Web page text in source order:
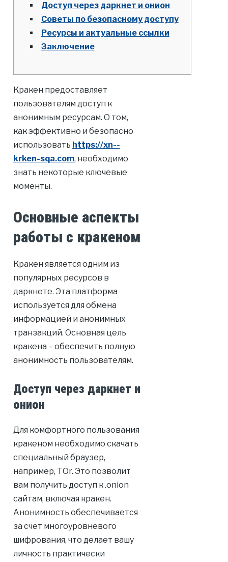
Доступ через даркнет и онион
Советы по безопасному доступу
Ресурсы и актуальные ссылки
Заключение
Кракен предоставляет
пользователям доступ к
анонимным ресурсам. О том,
как эффективно и безопасно
использовать https://xn--
krken-sqa.com, необходимо
знать некоторые ключевые
моменты.
Основные аспекты
работы с кракеном
Кракен является одним из
популярных ресурсов в
даркнете. Эта платформа
используется для обмена
информацией и анонимных
транзакций. Основная цель
кракена – обеспечить полную
анонимность пользователям.
Доступ через даркнет и
онион
Для комфортного пользования
кракеном необходимо скачать
специальный браузер,
например, ТОr. Это позволит
вам получить доступ к .onion
сайтам, включая кракен.
Анонимность обеспечивается
за счет многоуровневого
шифрования, что делает вашу
личность практически